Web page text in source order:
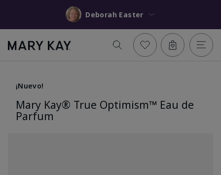
Deborah Easter
¡Nuevo!
Mary Kay® True Optimism™ Eau de
Parfum